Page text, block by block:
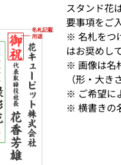
スタンド花
要事項をご
※ 名札をつ
はお奨めし
※ 画像は名
（形・大き
※ ご希望に
※ 横書きの